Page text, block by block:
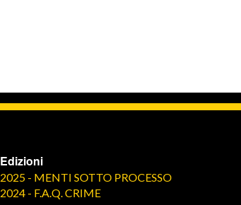
Edizioni
2025 - MENTI SOTTO PROCESSO
2024 - F.A.Q. CRIME